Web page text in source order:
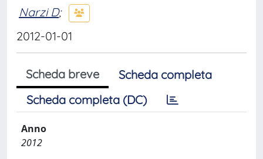
Narzi D;
2012-01-01
Scheda breve
Scheda completa
Scheda completa (DC)
Anno
2012